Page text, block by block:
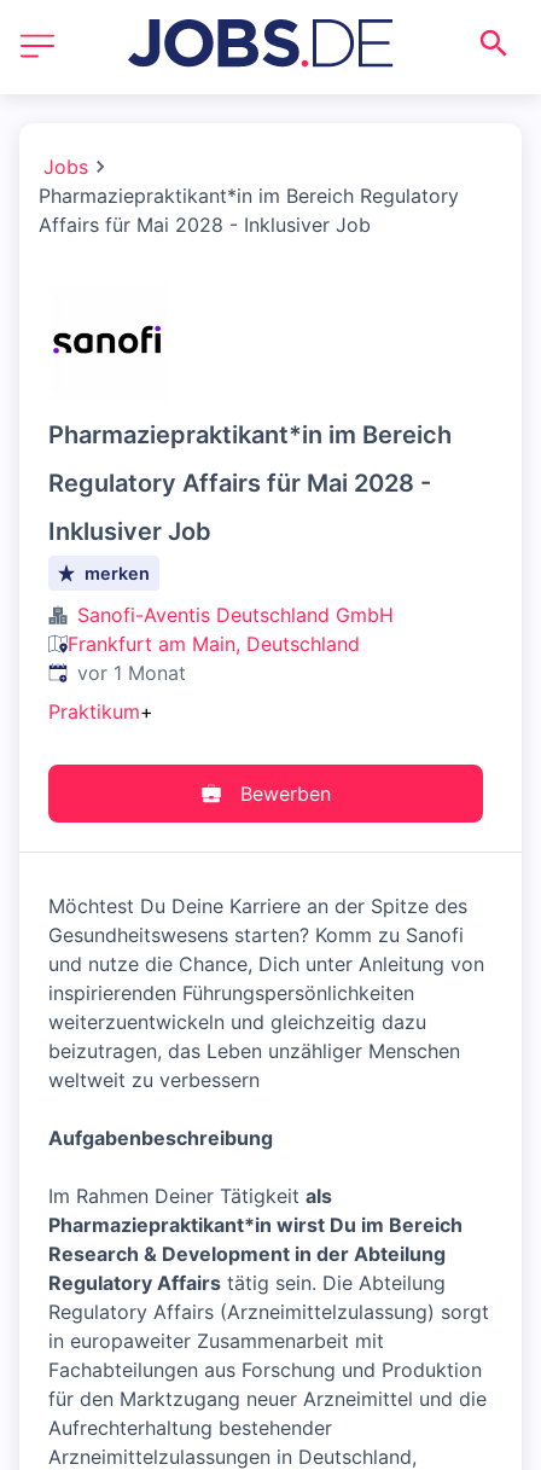
Jobs
Pharmaziepraktikant*in im Bereich Regulatory
Affairs für Mai 2028 - Inklusiver Job
Pharmaziepraktikant*in im Bereich
Regulatory Affairs für Mai 2028 -
Inklusiver Job
merken
Sanofi-Aventis Deutschland GmbH
Frankfurt am Main, Deutschland
Veröffentlicht:
vor 1 Monat
Praktikum+
Bewerben
Möchtest Du Deine Karriere an der Spitze des
Gesundheitswesens starten? Komm zu Sanofi
und nutze die Chance, Dich unter Anleitung von
inspirierenden Führungspersönlichkeiten
weiterzuentwickeln und gleichzeitig dazu
beizutragen, das Leben unzähliger Menschen
weltweit zu verbessern
Aufgabenbeschreibung
Im Rahmen Deiner Tätigkeit als
Pharmaziepraktikant*in wirst Du im Bereich
Research & Development in der Abteilung
Regulatory Affairs tätig sein. Die Abteilung
Regulatory Affairs (Arzneimittelzulassung) sorgt
in europaweiter Zusammenarbeit mit
Fachabteilungen aus Forschung und Produktion
für den Marktzugang neuer Arzneimittel und die
Aufrechterhaltung bestehender
Arzneimittelzulassungen in Deutschland,